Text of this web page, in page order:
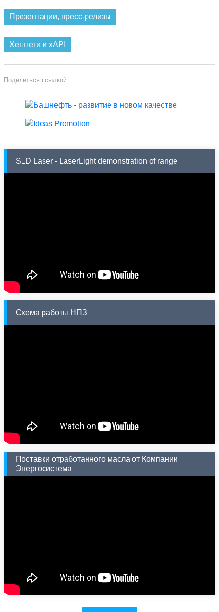
Презентации, пресс-релизы
Хештеги и xAPI
Поделиться ссылкой
SLD Laser - LaserLight demonstration of range
Схема работы НПЗ
Поставки отработанного масла от Компании
Энергосистема